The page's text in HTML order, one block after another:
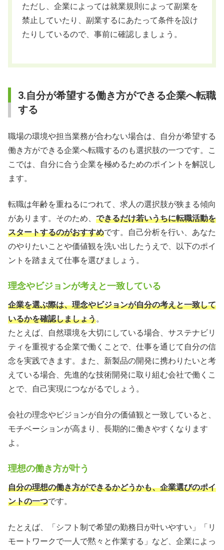
ただし、企業によっては就業規則によって副業を
禁止していたり、副業するにあたって条件を設け
たりしているので、事前に確認しましょう。
3.自分が希望する働き方ができる企業へ転職
する
職場の環境や担当業務が合わない場合は、自分が希望する
働き方ができる企業へ転職するのも選択肢の一つです。こ
こでは、自分に合う企業を極めるためのポイントを解説し
ます。
転職は年齢を重ねるにつれて、求人の選択肢が狭まる傾向
があります。そのため、 できるだけ若いうちに転職活動を
スタートするのがおすすめです。自己分析を行い、あなた
のやりたいことや価値観を洗い出したうえで、以下のポイ
ントを踏まえて仕事を選びましょう。
理念やビジョンが考えと一致している
企業を選ぶ際は、理念やビジョンが自分の考えと一致して
いるかを確認しましょう。
たとえば、自然環境を大切にしている場合、サステナビリ
ティを重視する企業で働くことで、仕事を通じて自分の信
念を実践できます。また、新製品の開発に携わりたいと考
えている場合、先進的な技術開発に取り組む会社で働くこ
とで、自己実現につながるでしょう。
会社の理念やビジョンが自分の価値観と一致していると、
モチベーションが高まり、長期的に働きやすくなります
よ。
理想の働き方が叶う
自分の理想の働き方ができるかどうかも、企業選びのポイ
ントの一つです。
たとえば、「シフト制で希望の勤務日が叶いやすい」「リ
モートワークで一人で黙々と作業する」など、企業によっ